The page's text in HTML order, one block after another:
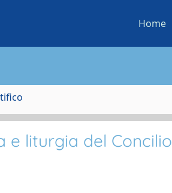
Home
e liturgia del Concilio